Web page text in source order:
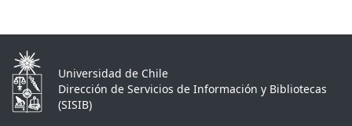
Universidad de Chile
Dirección de Servicios de Información y Bibliotecas
(SISIB)